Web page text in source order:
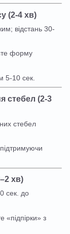
(2-4 хв)
відстань 30-
форму
5-10 сек.
стебел (2-3
стебел
хв)
сек. до
«підпірки» з